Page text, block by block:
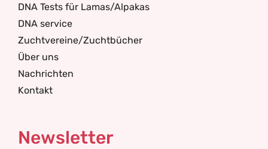
DNA Tests für Lamas/Alpakas
DNA service
Zuchtvereine/Zuchtbücher
Über uns
Nachrichten
Kontakt
Newsletter